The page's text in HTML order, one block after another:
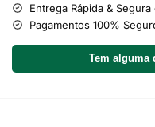
Entrega Rápida & Segura
Pagamentos 100%
Tem alguma